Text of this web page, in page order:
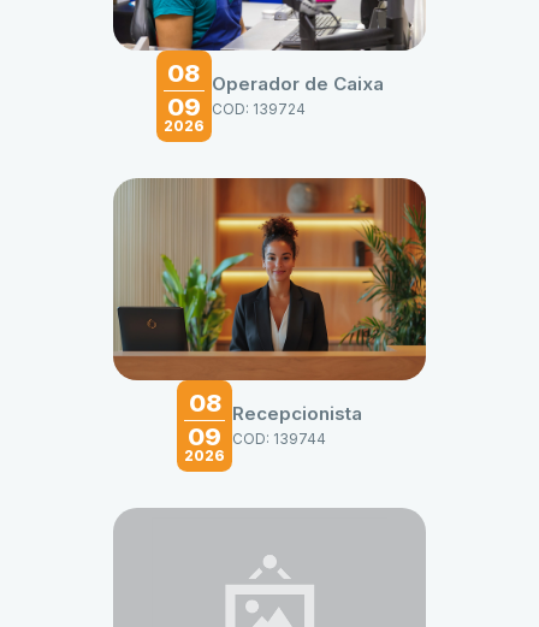
08
09
2026
Operador de Caixa
COD: 139724
08
09
2026
Recepcionista
COD: 139744